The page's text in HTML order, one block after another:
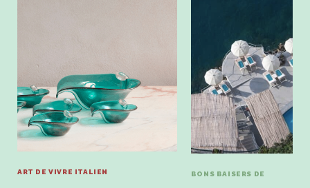
ART DE VIVRE ITALIEN BONS BAISERS DE